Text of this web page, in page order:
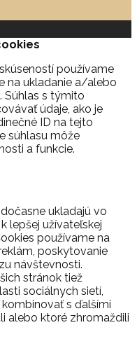
používame
na ukladanie a/alebo
Súhlas s týmito
údaje, ako je
ID na tejto
súhlasu môže
a funkcie.
ukladajú vo
lepšej užívateľskej
používame na
poskytovanie
návštevnosti.
stránok tiež
sociálnych sietí,
s ďalšími
alebo ktoré zhromaždili